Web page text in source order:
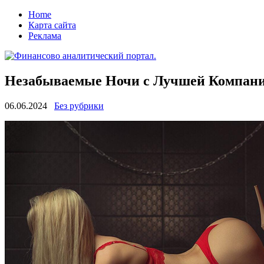
Home
Карта сайта
Реклама
Незабываемые Ночи с Лучшей
06.06.2024 Без рубрики